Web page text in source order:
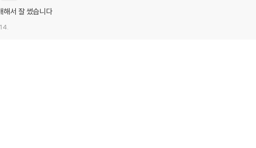
해서 잘 썼습니다